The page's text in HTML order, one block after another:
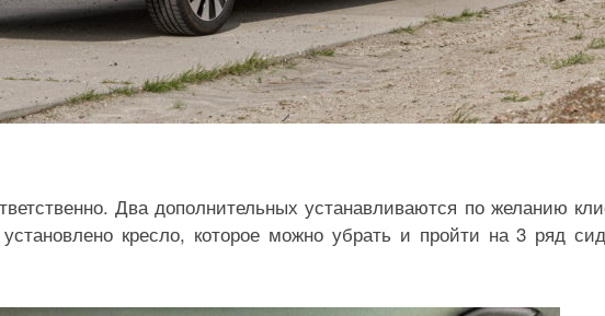
Два дополнительных устанавливаются по желанию
кресло, которое можно убрать и пройти на 3 ряд